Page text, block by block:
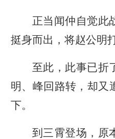
正当闻仲自觉此
挺身而出，将赵公
至此，此事已折
明、峰回路转，却又
下。
到三霄登场，原